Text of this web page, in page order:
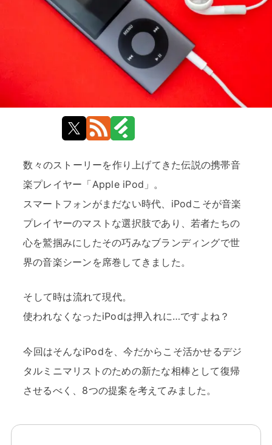
数々のストーリーを作り上げてきた伝説の携帯音
楽プレイヤー「Apple iPod」。
スマートフォンがまだない時代、iPodこそが音楽
プレイヤーのマストな選択肢であり、若者たちの
心を鷲掴みにしたその巧みなブランディングで世
界の音楽シーンを席巻してきました。
そして時は流れて現代。
使われなくなったiPodは押入れに…ですよね？
今回はそんなiPodを、今だからこそ活かせるデジ
タルミニマリストのための新たな相棒として復帰
させるべく、8つの提案を考えてみました。